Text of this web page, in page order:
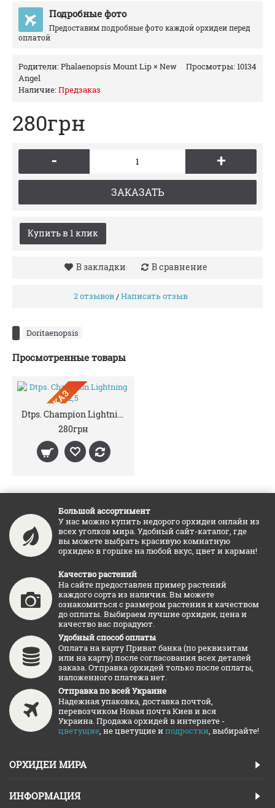
Подробные фото
Предоставим подробные фото каждой орхидеи перед
оплатой
Просмотры: 10134
Родители:Phalaenopsis Mount Lip × New
Angel
Наличие:Предзаказ
280грн
- +
ЗАКАЗАТЬ
Купить в 1 клик
В закладки В сравнение
2 отзывов/Написать отзыв
Doritaenopsis
Просмотренные товары
ПРЕДЗАКАЗ
Dtps. Champion Lightning 2,5
280грн
Большой ассортимент
У нас можно купить недорого орхидеи онлайн из
всех уголков мира. Удобный сайт-каталог, где
вы можете выбрать красивую комнатную
орхидею в горшке на любой вкус, цвет и карман!
Качество растений
На сайте предоставлен пример растений
каждого сорта из наличия. Вы можете
ознакомиться с размером растения и качеством
до оплаты. Выбираем лучшие орхидеи, цена и
качество вас порадуют.
Удобный способ оплаты
Оплата на карту Приват банка (по реквизитам
или на карту) после согласования всех деталей
заказа. Отправка орхидей только после оплаты,
наложенного платежа нет.
Отправка по всей Украине
Надежная упаковка, доставка почтой,
перевозчиком Новая почта Киев и вся
Украина. Продажа орхидей в интернете -
цветущие, не цветущие иподростки, выбирайте!
ОРХИДЕИ МИРА
ИНФОРМАЦИЯ